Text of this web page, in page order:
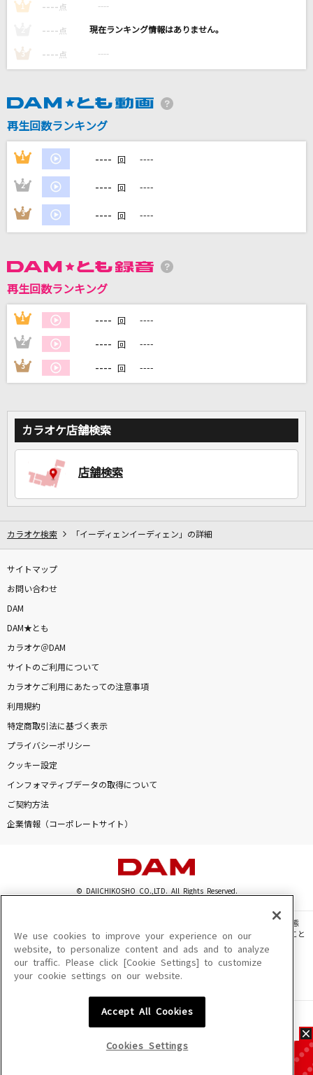
アンダー・ザ・シー
上條恒彦
道
GReeeeN
[プロオケ]I LOVE YOU
尾崎豊
[生音]ブルーアンバー
back number
Song for…
HY
[生音]CHE.R.RY
YUI
もっと見る
DAMの新曲・ランキングなど
1 ---- 点 ----
---- 点 ----
3 ---- 点 ----
再生回数ランキング
1 ---- 回 ----
2 ---- 回 ----
3 ---- 回 ----
再生回数ランキング
1 ---- 回 ----
2 ---- 回 ----
3 ---- 回 ----
カラオケ店舗検索
店舗検索
カラオケ検索 「イーディェンイーディェン」の詳細
サイトマップ
お問い合わせ
DAM
DAM★とも
カラオケ＠DAM
サイトのご利用について
カラオケご利用にあたっての注意事項
利用規約
特定商取引法に基づく表示
プライバシーポリシー
クッキー設定
インフォマティブデータの取得について
ご契約方法
企業情報（コーポレートサイト）
© DAIICHIKOSHO CO.,LTD. All Rights Reserved.
このサイトに掲載されている一切の文章・画像・写真・動画・音声等を、手段や形態
を問わず、著作権法の定める範囲を超えて無断で複製、転載、ファイル化などすること
を禁じます。
楽曲及びコンテンツは、機種によりご利用いただけない場合があります。
楽曲及びコンテンツの配信日、配信内容が変更になる場合があります。
We use cookies to improve your experience on our
website, to personalize content and ads and to analyze
our traffic. Please click [Cookie Settings] to customize
your cookie settings on our website.
Accept All Cookies
Cookies Settings